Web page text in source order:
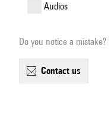
audios
Do you notice a mistake?
contact us